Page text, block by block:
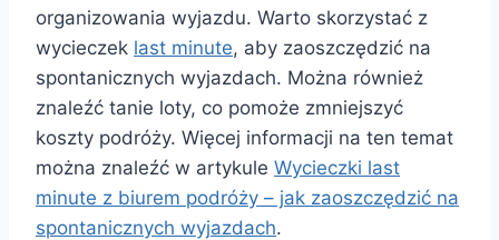
organizowania wyjazdu. Warto skorzystać z
wycieczek last minute, aby zaoszczędzić na
spontanicznych wyjazdach. Można również
znaleźć tanie loty, co pomoże zmniejszyć
koszty podróży. Więcej informacji na ten temat
można znaleźć w artykule Wycieczki last
minute z biurem podróży – jak zaoszczędzić na
spontanicznych wyjazdach.